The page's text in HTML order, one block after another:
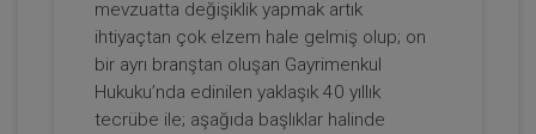
Tüketici Hukuku Enstitüsü
mevzuatta değişiklik yapmak artık
ihtiyaçtan çok elzem hale gelmiş olup; on
bir ayrı branştan oluşan Gayrimenkul
Hukuku’nda edinilen yaklaşık 40 yıllık
tecrübe ile; aşağıda başlıklar halinde